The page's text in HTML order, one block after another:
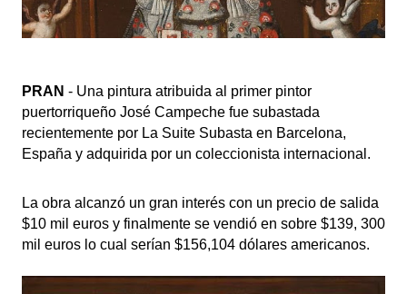
PRAN - Una pintura atribuida al primer pintor
puertorriqueño José Campeche fue subastada
recientemente por La Suite Subasta en Barcelona,
España y adquirida por un coleccionista internacional.
La obra alcanzó un gran interés con un precio de salida
$10 mil euros y finalmente se vendió en sobre $139, 300
mil euros lo cual serían $156,104 dólares americanos.